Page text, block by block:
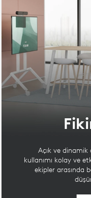
Açık ve
kullanımı kolay ve
ekipler arasında